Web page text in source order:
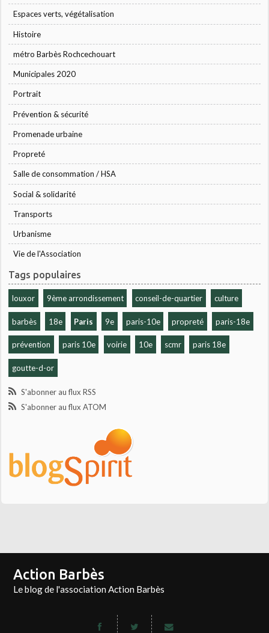
Espaces verts, végétalisation
Histoire
métro Barbès Rochcechouart
Municipales 2020
Portrait
Prévention & sécurité
Promenade urbaine
Propreté
Salle de consommation / HSA
Social & solidarité
Transports
Urbanisme
Vie de l'Association
Tags populaires
louxor 9ème arrondissement conseil-de-quartier culture
barbès 18e Paris 9e paris-10e propreté paris-18e
prévention paris 10e voirie 10e scmr paris 18e
goutte-d-or
S'abonner au flux RSS
S'abonner au flux ATOM
Action Barbès
Le blog de l'association Action Barbès